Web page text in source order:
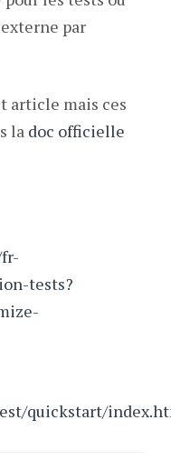
par
article mais ces
la doc officielle
tests?
quickstart/